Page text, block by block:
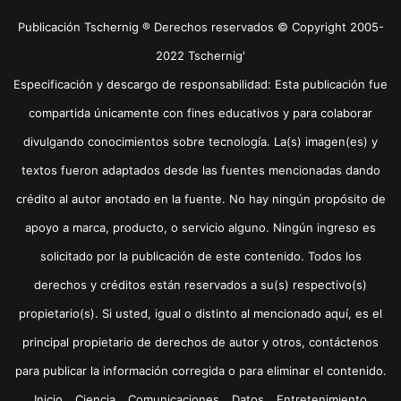
Publicación Tschernig ® Derechos reservados © Copyright 2005-
2022 Tschernig'
Especificación y descargo de responsabilidad: Esta publicación fue
compartida únicamente con fines educativos y para colaborar
divulgando conocimientos sobre tecnología. La(s) imagen(es) y
textos fueron adaptados desde las fuentes mencionadas dando
crédito al autor anotado en la fuente. No hay ningún propósito de
apoyo a marca, producto, o servicio alguno. Ningún ingreso es
solicitado por la publicación de este contenido. Todos los
derechos y créditos están reservados a su(s) respectivo(s)
propietario(s). Si usted, igual o distinto al mencionado aquí, es el
principal propietario de derechos de autor y otros, contáctenos
para publicar la información corregida o para eliminar el contenido.